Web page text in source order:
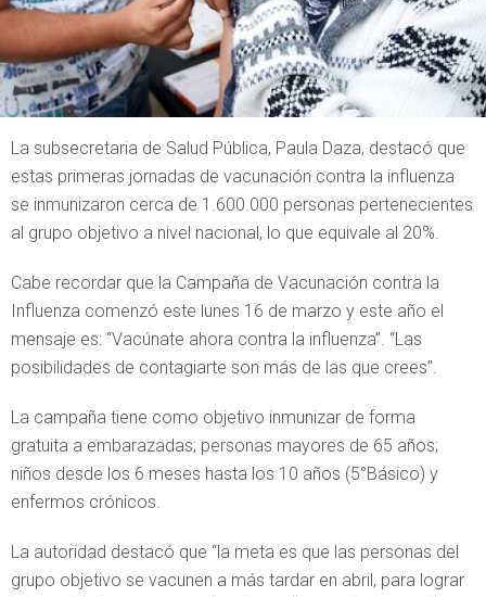
La subsecretaria de Salud Pública, Paula Daza, destacó que
estas primeras jornadas de vacunación contra la influenza
se inmunizaron cerca de 1.600.000 personas pertenecientes
al grupo objetivo a nivel nacional, lo que equivale al 20%.
Cabe recordar que la Campaña de Vacunación contra la
Influenza comenzó este lunes 16 de marzo y este año el
mensaje es: “Vacúnate ahora contra la influenza”. “Las
posibilidades de contagiarte son más de las que crees”.
La campaña tiene como objetivo inmunizar de forma
gratuita a embarazadas; personas mayores de 65 años;
niños desde los 6 meses hasta los 10 años (5°Básico) y
enfermos crónicos.
La autoridad destacó que “la meta es que las personas del
grupo objetivo se vacunen a más tardar en abril, para lograr